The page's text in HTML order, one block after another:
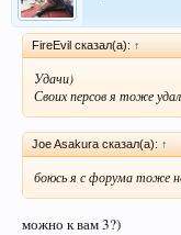
FireEvil сказал(а): ↑
Удачи)
Своих персов я тоже
Joe Asakura сказал(а): ↑
боюсь я с форума тоже
можно к вам 3?)